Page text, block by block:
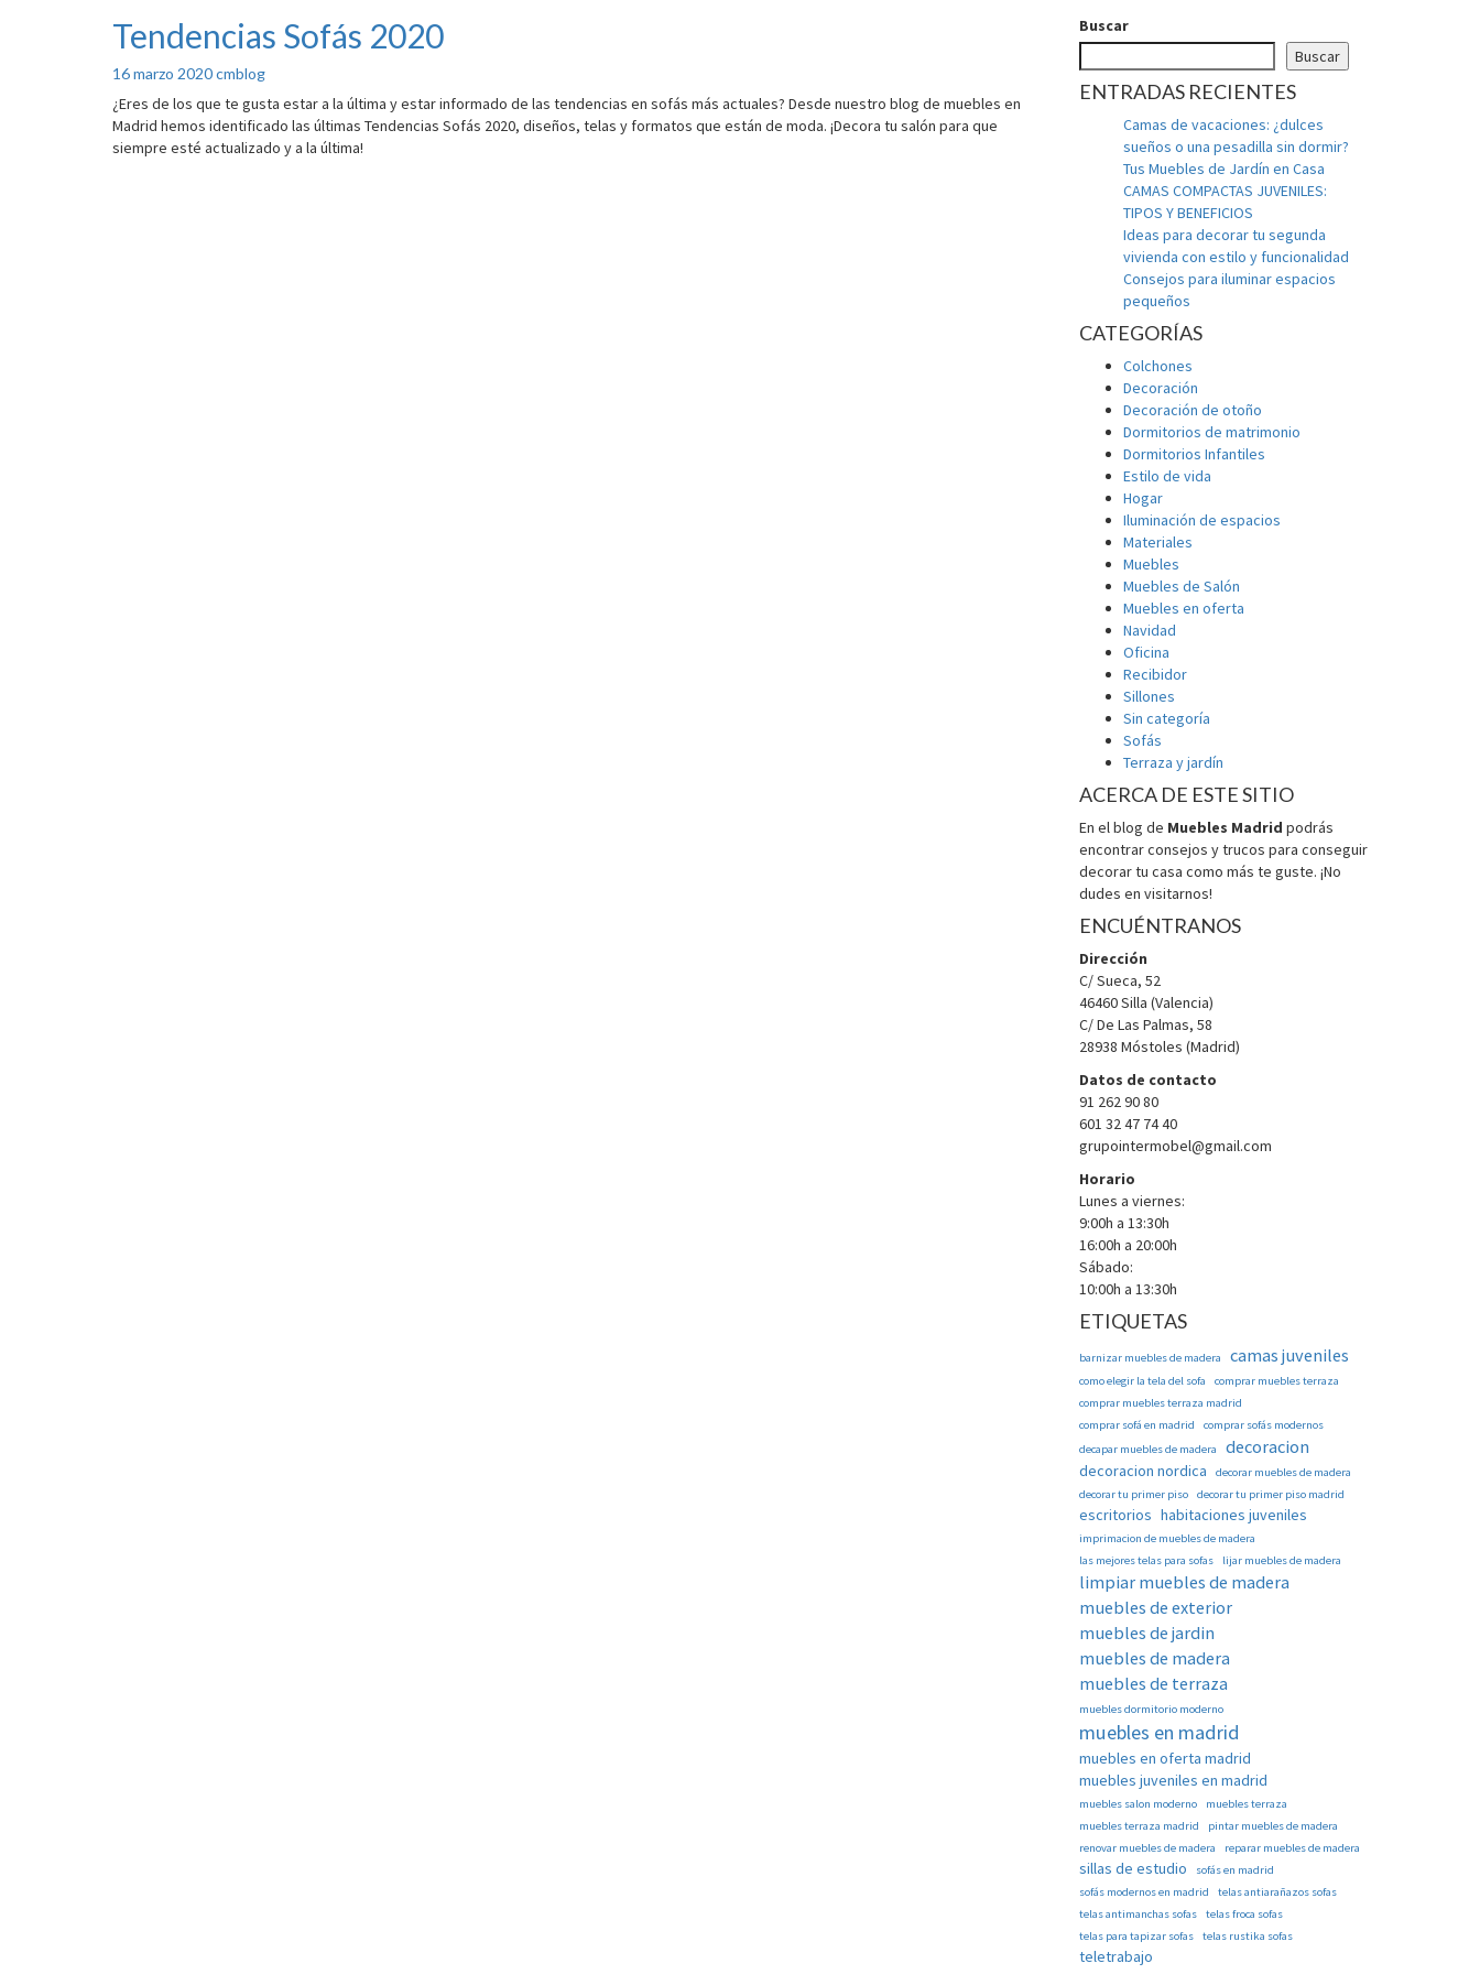
Tendencias
Sofás
2020
Tendencias Sofás 2020
16 marzo 2020cmblog
¿Eres de los que te gusta estar a la última y estar informado de las tendencias en sofás más actuales? Desde nuestro blog de muebles en
Madrid hemos identificado las últimas Tendencias Sofás 2020, diseños, telas y formatos que están de moda. ¡Decora tu salón para que
siempre esté actualizado y a la última!
Buscar
Buscar
ENTRADAS RECIENTES
Camas de vacaciones: ¿dulces
sueños o una pesadilla sin dormir?
Tus Muebles de Jardín en Casa
CAMAS COMPACTAS JUVENILES:
TIPOS Y BENEFICIOS
Ideas para decorar tu segunda
vivienda con estilo y funcionalidad
Consejos para iluminar espacios
pequeños
CATEGORÍAS
Colchones
Decoración
Decoración de otoño
Dormitorios de matrimonio
Dormitorios Infantiles
Estilo de vida
Hogar
Iluminación de espacios
Materiales
Muebles
Muebles de Salón
Muebles en oferta
Navidad
Oficina
Recibidor
Sillones
Sin categoría
Sofás
Terraza y jardín
ACERCA DE ESTE SITIO
En el blog de Muebles Madrid podrás
encontrar consejos y trucos para conseguir
decorar tu casa como más te guste. ¡No
dudes en visitarnos!
ENCUÉNTRANOS
Dirección
C/ Sueca, 52
46460 Silla (Valencia)
C/ De Las Palmas, 58
28938 Móstoles (Madrid)
Datos de contacto
91 262 90 80
601 32 47 74 40
grupointermobel@gmail.com
Horario
Lunes a viernes:
9:00h a 13:30h
16:00h a 20:00h
Sábado:
10:00h a 13:30h
ETIQUETAS
barnizar muebles de madera camas juveniles
como elegir la tela del sofa
comprar muebles terraza
comprar muebles terraza madrid
comprar sofá en madrid
comprar sofás modernos
decapar muebles de madera
decoracion
decoracion nordica
decorar muebles de madera
decorar tu primer piso
decorar tu primer piso madrid
escritorios habitaciones juveniles
imprimacion de muebles de madera
las mejores telas para sofas
lijar muebles de madera
limpiar muebles de madera
muebles de exterior
muebles de jardin
muebles de madera
muebles de terraza
muebles dormitorio moderno
muebles en madrid
muebles en oferta madrid
muebles juveniles en madrid
muebles salon moderno
muebles terraza
muebles terraza madrid
pintar muebles de madera
renovar muebles de madera
reparar muebles de madera
sillas de estudio
sofás en madrid
sofás modernos en madrid
telas antiarañazos sofas
telas antimanchas sofas
telas froca sofas
telas para tapizar sofas
telas rustika sofas
teletrabajo